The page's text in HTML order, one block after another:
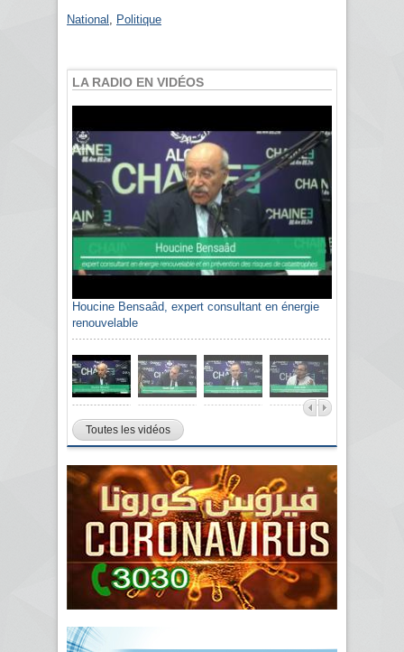
National Politique
LA RADIO EN VIDÉOS
Houcine Bensaâd, expert consultant en énergie
renouvelable
Toutes les vidéos